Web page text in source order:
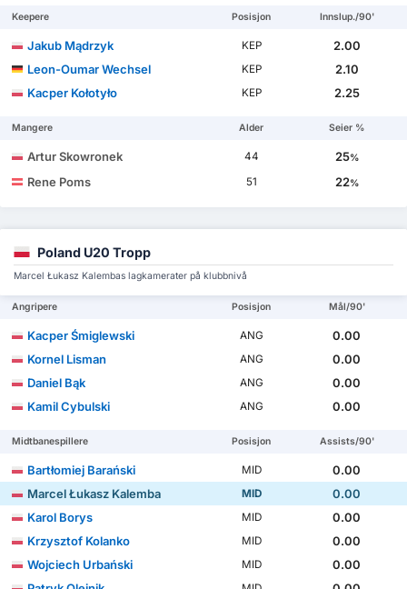
Keepere Posisjon Innslup./90'
Jakub Mądrzyk KEP
2.00
Leon-Oumar Wechsel
KEP
2.10
Kacper Kołotyło
KEP 2.25
Mangere Alder Seier %
Artur Skowronek 44 25%
Rene Poms 51 22%
Poland U20 Tropp
Marcel Łukasz Kalembas lagkamerater på klubbnivå
Angripere Posisjon Mål/90'
Kacper Śmiglewski ANG
0.00
Kornel Lisman
ANG
0.00
Daniel Bąk
ANG
0.00
Kamil Cybulski
ANG 0.00
Midtbanespillere Posisjon Assists/90'
Bartłomiej Barański MID
0.00
Marcel Łukasz Kalemba
MID
0.00
Karol Borys
MID
0.00
Krzysztof Kolanko
MID
0.00
Wojciech Urbański
MID
0.00